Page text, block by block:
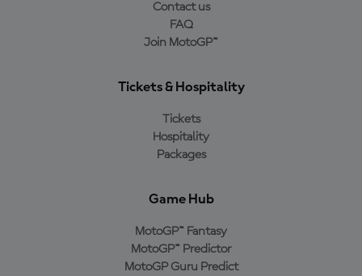
Contact us
FAQ
Join MotoGP™
Tickets & Hospitality
Tickets
Hospitality
Packages
Game Hub
MotoGP™ Fantasy
MotoGP™ Predictor
MotoGP Guru Predict